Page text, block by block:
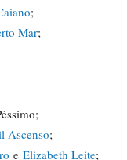
;
Mar;
Ascenso;
e Elizabeth Leite;